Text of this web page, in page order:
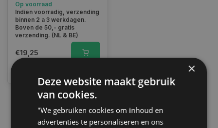
Op voorraad
Indien voorradig, verzending
binnen 2 a 3 werkdagen.
Boven de 50,- gratis
verzending. (NL & BE)
€19,25
1
×
Deze website maakt gebruik
van cookies.
"We gebruiken cookies om inhoud en
advertenties te personaliseren en ons